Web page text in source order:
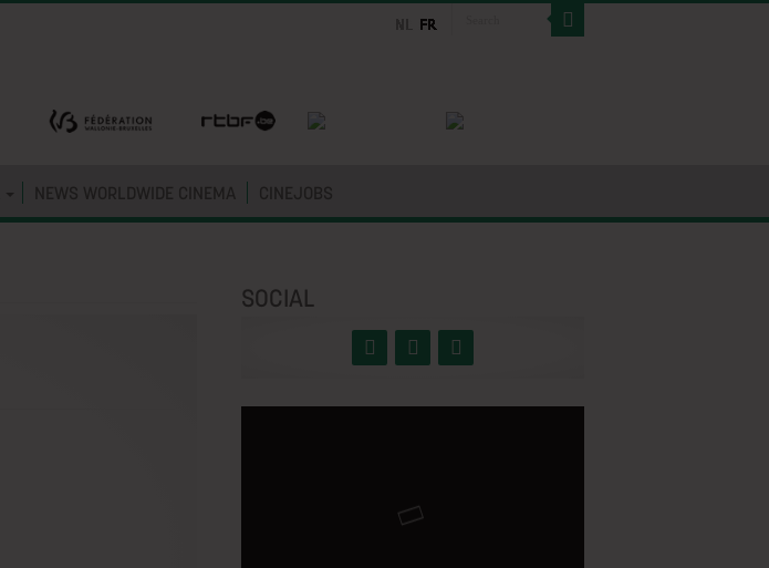
NEWS WORLDWIDE CINEMA CINEJOBS
SOCIAL